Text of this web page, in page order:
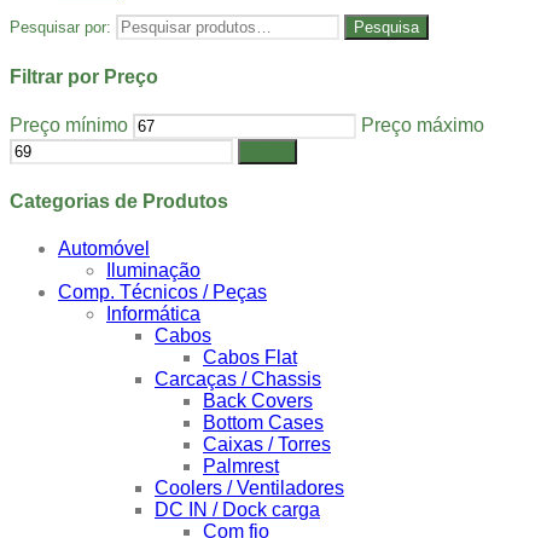
Pesquisar por: Pesquisa
Filtrar por Preço
Preço mínimo Preço máximo
Categorias de Produtos
Automóvel
Iluminação
Comp. Técnicos / Peças
Informática
Cabos
Cabos Flat
Carcaças / Chassis
Back Covers
Bottom Cases
Caixas / Torres
Palmrest
Coolers / Ventiladores
DC IN / Dock carga
Com fio